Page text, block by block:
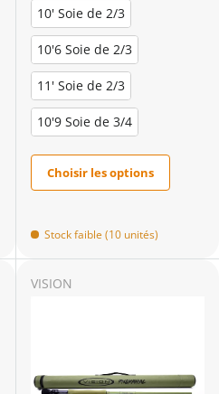
10' Soie de 2/3
10'6 Soie de 2/3
11' Soie de 2/3
10'9 Soie de 3/4
Choisir les options
Stock faible (10 unités)
VISION